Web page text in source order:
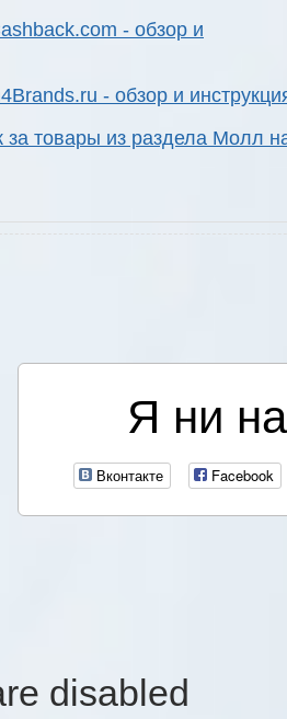
- обзор и
- обзор и
за товары из раздела Молл
Я ни
Вконтакте Facebook
disabled